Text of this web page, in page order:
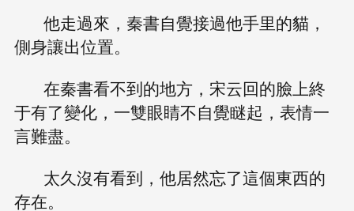
他走過來，秦書自覺接過他手里的貓，
側身讓出位置。
在秦書看不到的地方，宋云回的臉上終
于有了變化，一雙眼睛不自覺瞇起，表情一
言難盡。
太久沒有看到，他居然忘了這個東西的
存在。